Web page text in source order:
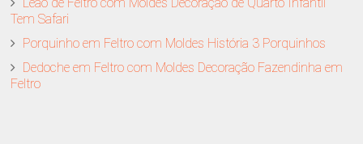
Tem Safari
Porquinho em Feltro com Moldes História 3 Porquinhos
Dedoche em Feltro com Moldes Decoração Fazendinha em
Feltro